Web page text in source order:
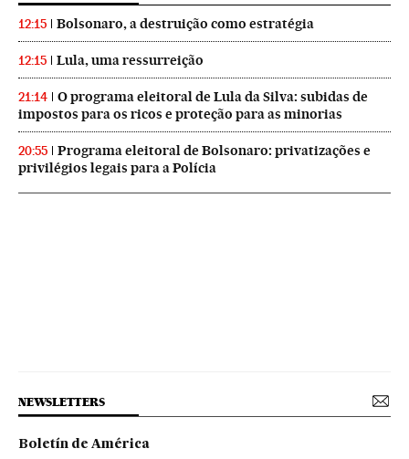
12:15 Bolsonaro, a destruição como estratégia
12:15 Lula, uma ressurreição
21:14
O programa eleitoral de Lula da Silva: subidas de
impostos para os ricos e proteção para as minorias
20:55
Programa eleitoral de Bolsonaro: privatizações e
privilégios legais para a Polícia
NEWSLETTERS
Boletín de América